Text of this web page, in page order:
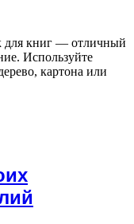
для книг — отличный
Используйте
картона или